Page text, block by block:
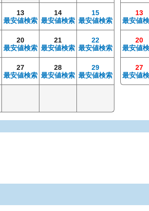
13
最安値検索
14
最安値検索
15
最安値検索
20
最安値検索
21
最安値検索
22
最安値検索
27
最安値検索
28
最安値検索
29
最安値検索
13
最安値
20
最安値
27
最安値